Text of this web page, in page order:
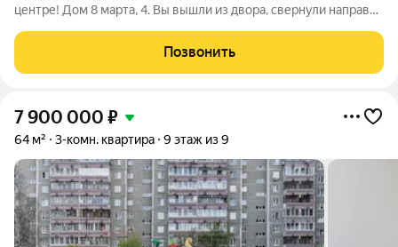
центре! Дом 8 марта, 4. Вы вышли из двора, свернули направо,
хорошем состоянии, подъезд чистый, по 2 квартиры на этаже!
В квартире сделана
Позвонить
7 900 000 ₽
64 м² 3-комн. квартира 9 этаж из 9